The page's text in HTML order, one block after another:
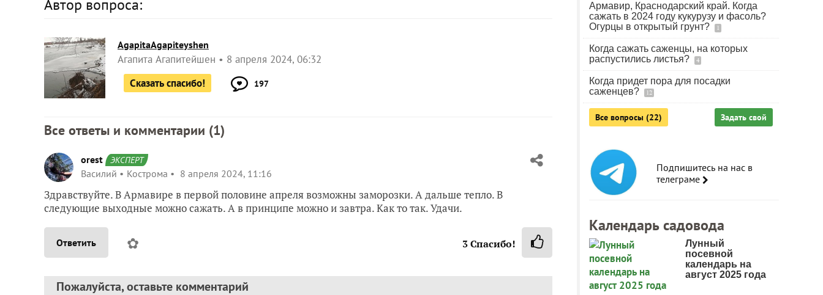
Автор вопроса:
AgapitaAgapiteyshen
Агапита Агапитейшен
8 апреля 2024, 06:32
Сказать спасибо!
197
Все ответы и комментарии (1)
orest ЭКСПЕРТ
Василий Кострома 8 апреля 2024, 11:16
Здравствуйте. В Армавире в первой половине апреля возможны заморозки. А дальше тепло. В
следующие выходные можно сажать. А в принципе можно и завтра. Как то так. Удачи.
Ответить ✿ 3Спасибо!
Пожалуйста, оставьте комментарий
Армавир, Краснодарский край. Когда
сажать в 2024 году кукурузу и фасоль?
Огурцы в открытый грунт?
1
Когда сажать саженцы, на которых
распустились листья?
4
Когда придет пора для посадки
саженцев?
12
Все вопросы (22) Задать свой
Подпишитесь на нас в
телеграме
Календарь садовода
Лунный
посевной
календарь на
август 2025 года